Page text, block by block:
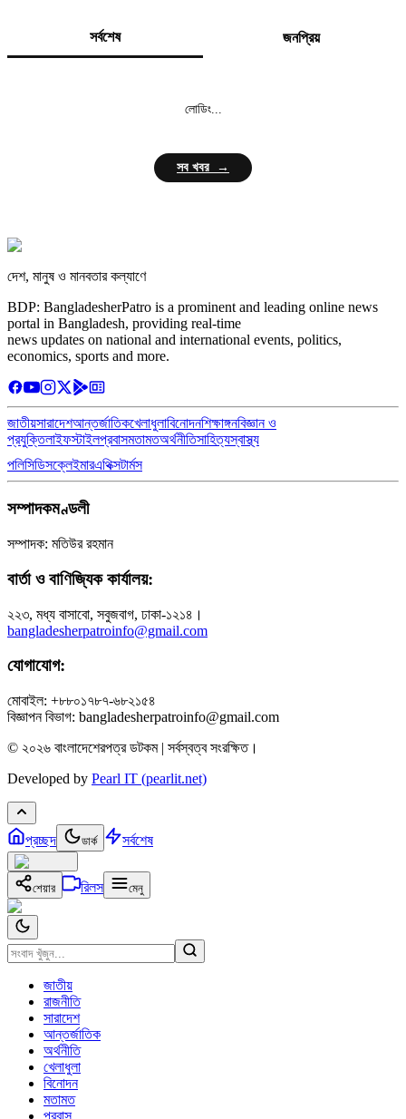
সর্বশেষ জনপ্রিয়
লোডিং...
সব খবর →
দেশ, মানুষ ও মানবতার কল্যাণে
BDP: BangladesherPatro is a prominent and leading online news
portal in Bangladesh, providing real-time
news updates on national and international events, politics,
economics, sports and more.
জাতীয়সারাদেশআন্তর্জাতিকখেলাধুলাবিনোদনশিক্ষাঙ্গনবিজ্ঞান ও
প্রযুক্তিলাইফস্টাইলপ্রবাসমতামতঅর্থনীতিসাহিত্যস্বাস্থ্য
পলিসিডিসক্লেইমারএথিক্সটার্মস
সম্পাদকমণ্ডলী
সম্পাদক: মতিউর রহমান
বার্তা ও বাণিজ্যিক কার্যালয়:
২২৩, মধ্য বাসাবো, সবুজবাগ, ঢাকা-১২১৪।
bangladesherpatroinfo@gmail.com
যোগাযোগ:
মোবাইল: +৮৮০১৭৮৭-৬৮২১৫৪
বিজ্ঞাপন বিভাগ: bangladesherpatroinfo@gmail.com
© ২০২৬ বাংলাদেশেরপত্র ডটকম | সর্বস্বত্ব সংরক্ষিত।
Developed by Pearl IT (pearlit.net)
প্রচ্ছদ ডার্ক সর্বশেষ
শেয়ার রিলস মেনু
জাতীয়
রাজনীতি
সারাদেশ
আন্তর্জাতিক
অর্থনীতি
খেলাধুলা
বিনোদন
মতামত
প্রবাস